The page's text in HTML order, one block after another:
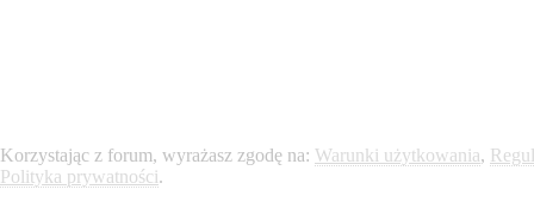
Korzystając z forum, wyrażasz zgodę na: Warunki użytkowania,
Polityka prywatności.